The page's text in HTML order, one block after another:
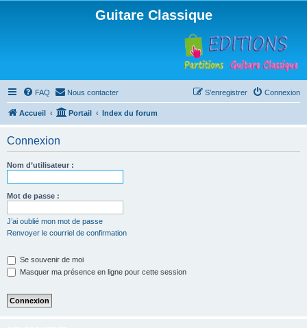
Guitare Classique
FAQ Nous contacter Connexion
S’enregistrer
Accueil Portail Index du forum
Connexion
Nom d’utilisateur :
Mot de passe :
J’ai oublié mon mot de passe
Renvoyer le courriel de confirmation
Se souvenir de moi
Masquer ma présence en ligne pour cette session